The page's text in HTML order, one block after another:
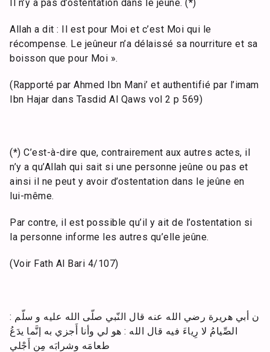
Il n’y a pas d’ostentation dans le jeûne. (*)
Allah a dit : Il est pour Moi et c’est Moi qui le
récompense. Le jeûneur n’a délaissé sa nourriture et sa
boisson que pour Moi ».
(Rapporté par Ahmed Ibn Mani’ et authentifié par l’imam
Ibn Hajar dans Tasdid Al Qaws vol 2 p 569)
(*) C’est-à-dire que, contrairement aux autres actes, il
n’y a qu’Allah qui sait si une personne jeûne ou pas et
ainsi il ne peut y avoir d’ostentation dans le jeûne en
lui-même.
Par contre, il est possible qu’il y ait de l’ostentation si
la personne informe les autres qu’elle jeûne.
(Voir Fath Al Bari 4/107)
ن أبي هريرة رضي الله عنه قال النّبي صلّى الله عليه و سلّم :
الصِّيامُ لا رِياءَ فيه قال الله : هو لي وأنا أَجزي به إنَّما يدَعُ
طعامَه وشرابَه مِن أَجْلي